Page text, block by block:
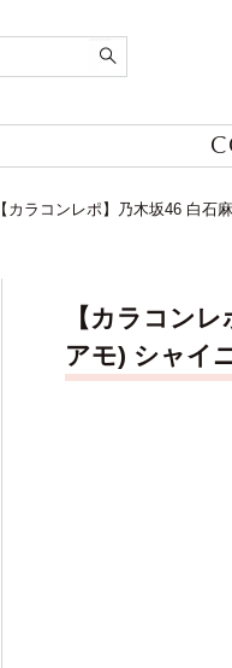
【カラコンレポ】乃木坂46 白
【カラコン
アモ) シャイ